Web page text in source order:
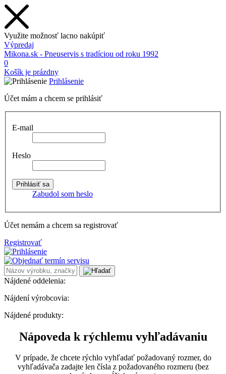
Využite možnosť lacno nakúpiť
Výpredaj
Mikona.sk - Pneuservis s tradíciou od roku 1992
0
Košík je prázdny
Prihlásenie
Účet mám a chcem se prihlásiť
E-mail
Heslo
Zabudol som heslo
Účet nemám a chcem sa registrovať
Registrovať
Nájdené oddelenia:
Nájdení výrobcovia:
Nájdené produkty:
Nápoveda k rýchlemu vyhľadávaniu
V prípade, že chcete rýchlo vyhľadať požadovaný rozmer, do
vyhľadávača zadajte len čísla z požadovaného rozmeru (bez